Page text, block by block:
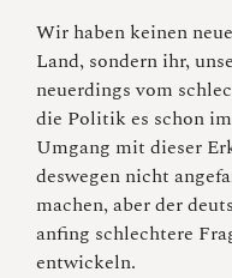
Wir haben keinen
Land, sondern ihr,
neuerdings vom
die Politik es schon
Umgang mit dieser
deswegen nicht
machen, aber der
anfing schlechtere
entwickeln.